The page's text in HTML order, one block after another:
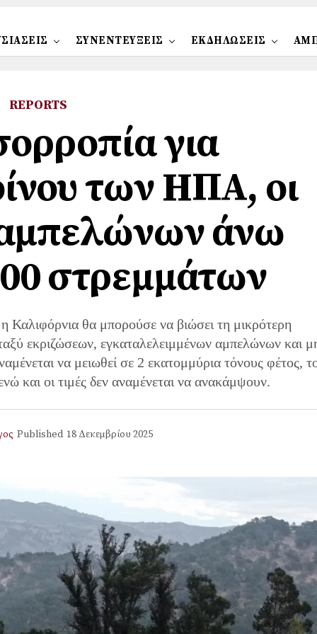
ΣΥΝΕΝΤΕΥΞΕΙΣ ΕΚΔΗΛΩΣΕΙΣ
REPORTS
για
των ΗΠΑ, οι
αμπελώνων άνω
στρεμμάτων
Καλιφόρνια θα μπορούσε να βιώσει τη μικρότερη
εκριζώσεων, εγκαταλελειμμένων αμπελώνων και
να μειωθεί σε 2 εκατομμύρια τόνους φέτος,
και οι τιμές δεν αναμένεται να ανακάμψουν.
Published 18 Δεκεμβρίου 2025